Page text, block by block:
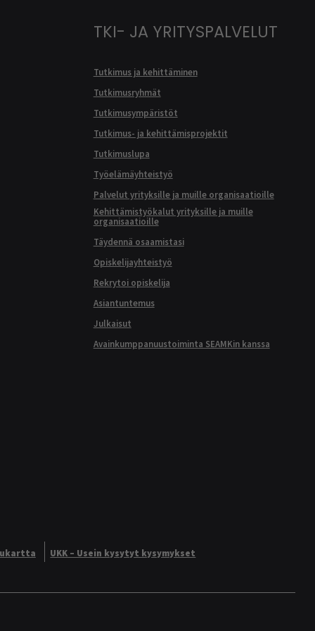
TKI- JA YRITYSPALVELUT
Tutkimus ja kehittäminen
Tutkimusryhmät
Tutkimusympäristöt
Tutkimus- ja kehittämisprojektit
Tutkimuslupa
Työelämäyhteistyö
Palvelut yrityksille ja muille organisaatioille
Kehittämistyökalut yrityksille ja muille
organisaatioille
Täydennä osaamistasi
Opiskelijayhteistyö
Rekrytoi opiskelija
Asiantuntemus
Julkaisut
Avainkumppanuustoiminta SEAMKin kanssa
UKK – Usein kysytyt kysymykset